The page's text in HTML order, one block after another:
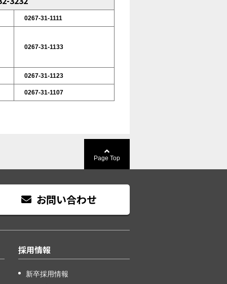
0267-31-1111
0267-31-1133
0267-31-1123
0267-31-1107
Page Top
お問い合わせ
採用情報
新卒採用情報